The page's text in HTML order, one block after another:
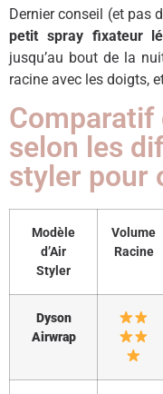
Dernier conseil (et pas
petit spray fixateur
jusqu’au bout de la
racine avec les doigts,
Comparatif
selon les
styler pour
Modèle
d’Air
Styler
Volume
Racine
Dyson
Airwrap